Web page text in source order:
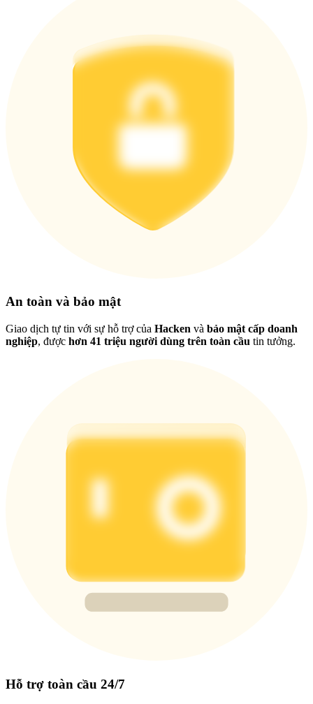
An toàn và bảo mật
Giao dịch tự tin với sự hỗ trợ của Hacken và bảo mật cấp doanh
nghiệp, được hơn 41 triệu người dùng trên toàn cầu tin tưởng.
Hỗ trợ toàn cầu 24/7